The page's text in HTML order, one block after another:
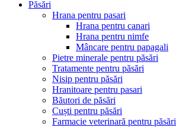
Păsări
Hrana pentru pasari
Hrana pentru canari
Hrana pentru nimfe
Mâncare pentru papagali
Pietre minerale pentru păsări
Tratamente pentru păsări
Nisip pentru păsări
Hranitoare pentru pasari
Băutori de păsări
Cuști pentru păsări
Farmacie veterinară pentru păsări